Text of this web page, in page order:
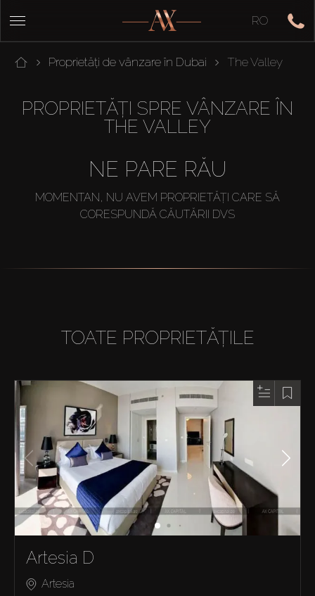
RO
Proprietăți de vânzare în Dubai The Valley
PROPRIETĂȚI SPRE VÂNZARE ÎN
THE VALLEY
NE PARE RĂU
MOMENTAN, NU AVEM PROPRIETĂȚI CARE SĂ
CORESPUNDĂ CĂUTĂRII DVS
TOATE PROPRIETĂȚILE
Artesia D
Artesia